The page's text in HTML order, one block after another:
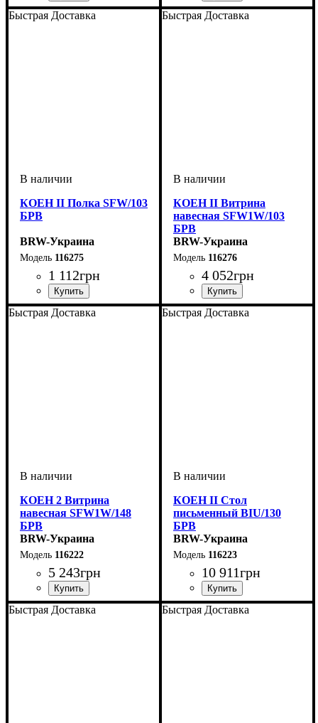
ширина, мм: 1035
высота, мм: 2005
глубина, мм: 565 ширина, мм: 2140
высота, мм: 2080
глубина, мм: 565
Быстрая Доставка
КОЕН II Полка SFW/103
БРВ
BRW-Украина
116275
1 112грн
ширина, мм: 1035
высота, мм: 420
глубина, мм: 265
Быстрая Доставка
КОЕН II Витрина
навесная SFW1W/103
БРВ
BRW-Украина
116276
4 052грн
ширина, мм: 1035
высота, мм: 420
глубина, мм: 270
Быстрая Доставка
КОЕН 2 Витрина
навесная SFW1W/148
БРВ
BRW-Украина
116222
5 243грн
ширина, мм: 1500
высота, мм: 415
глубина, мм: 265
Быстрая Доставка
КОЕН II Стол
письменный BIU/130
БРВ
BRW-Украина
116223
10 911грн
ширина, мм: 1300
высота, мм: 780
глубина, мм: 700
Быстрая Доставка Быстрая Доставка